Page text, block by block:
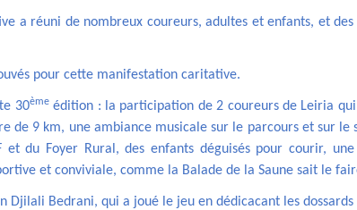
a réuni de nombreux coureurs, adultes et enfants, et
pour cette manifestation caritative.
30èmeédition : la participation de 2 coureurs de Leiria
de 9 km, une ambiance musicale sur le parcours et sur le
et du Foyer Rural, des enfants déguisés pour courir,
et conviviale, comme la Balade de la Saune sait le
Djilali Bedrani, qui a joué le jeu en dédicacant les